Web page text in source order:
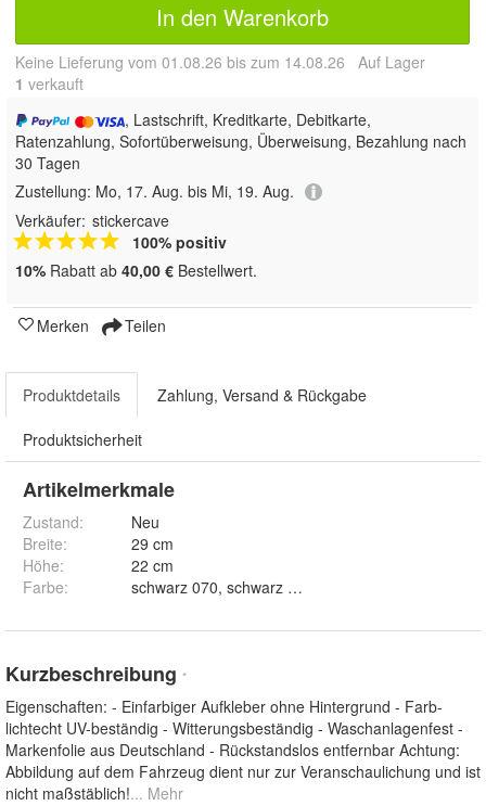
In den Warenkorb
Keine Lieferung vom 01.08.26 bis zum 14.08.26 Auf Lager
1 verkauft
, Lastschrift, Kreditkarte, Debitkarte,
Ratenzahlung, Sofortüberweisung, Überweisung, Bezahlung nach
30 Tagen
Zustellung: Mo, 17. Aug. bis Mi, 19. Aug.
Verkäufer: stickercave
100% positiv
10% Rabatt ab 40,00 € Bestellwert.
Merken Teilen
Produktdetails Zahlung, Versand & Rückgabe
Produktsicherheit
Artikelmerkmale
Zustand:
Neu
Breite:
29 cm
Höhe:
22 cm
Farbe: schwarz 070, schwarz matt 070M, weiss 010,
Kurzbeschreibung *
Eigenschaften: - Einfarbiger Aufkleber ohne Hintergrund - Farb-
lichtecht UV-beständig - Witterungsbeständig - Waschanlagenfest -
Markenfolie aus Deutschland - Rückstandslos entfernbar Achtung:
Abbildung auf dem Fahrzeug dient nur zur Veranschaulichung und ist
nicht maßstäblich!... Mehr